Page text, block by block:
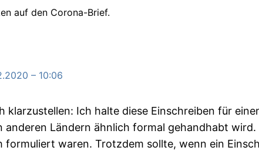
auf den Corona-Brief.
– 10:06
klarzustellen: Ich halte diese Einschreiben für
anderen Ländern ähnlich formal gehandhabt
formuliert waren. Trotzdem sollte, wenn ein